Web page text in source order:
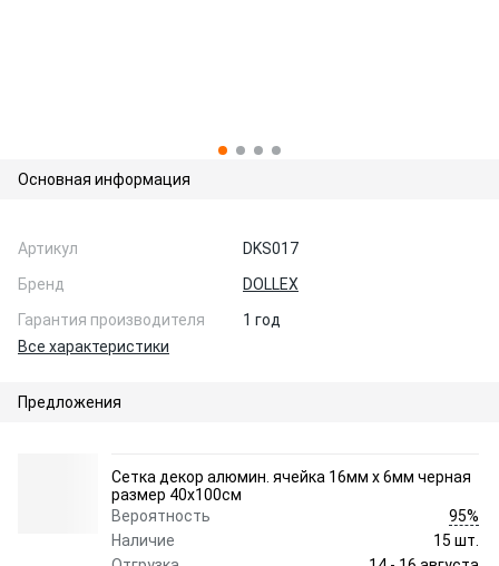
Основная информация
Артикул
DKS017
Бренд
DOLLEX
Гарантия производителя
1 год
Все характеристики
Предложения
Сетка декор алюмин. ячейка 16мм х 6мм черная
размер 40х100см
Вероятность
95%
Наличие
15 шт.